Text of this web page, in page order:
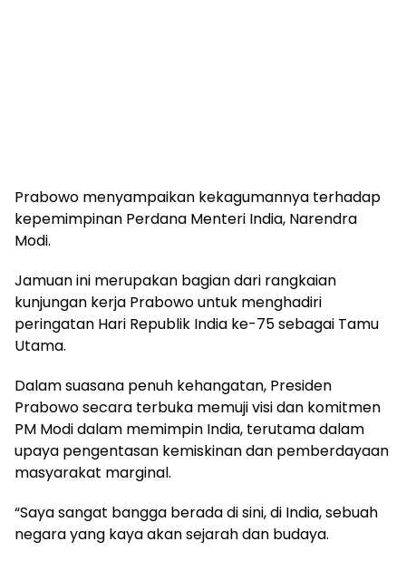
Prabowo menyampaikan kekagumannya terhadap
kepemimpinan Perdana Menteri India, Narendra
Modi.
Jamuan ini merupakan bagian dari rangkaian
kunjungan kerja Prabowo untuk menghadiri
peringatan Hari Republik India ke-75 sebagai Tamu
Utama.
Dalam suasana penuh kehangatan, Presiden
Prabowo secara terbuka memuji visi dan komitmen
PM Modi dalam memimpin India, terutama dalam
upaya pengentasan kemiskinan dan pemberdayaan
masyarakat marginal.
“Saya sangat bangga berada di sini, di India, sebuah
negara yang kaya akan sejarah dan budaya.